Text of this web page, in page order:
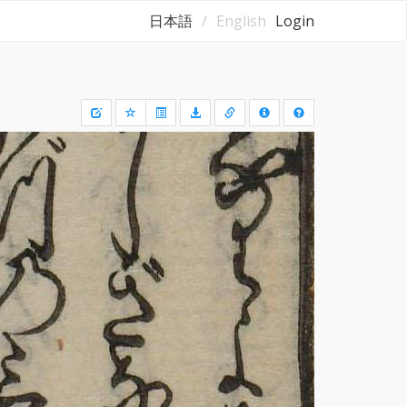
日本語 English Login
Draw
a
rectangle